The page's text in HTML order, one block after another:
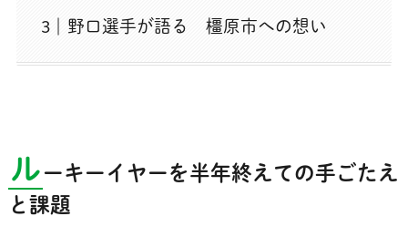
野口選手が語る 橿原市への想い
ル ーキーイヤーを半年終えての手ごたえ
と課題